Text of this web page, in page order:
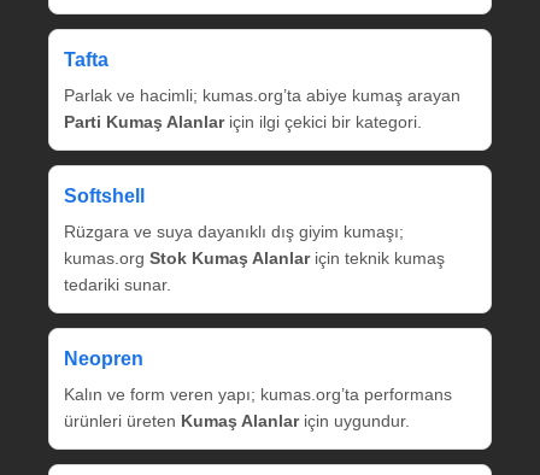
Tafta
Parlak ve hacimli; kumas.org’ta abiye kumaş arayan
Parti Kumaş Alanlariçin ilgi çekici bir kategori.
Softshell
Rüzgara ve suya dayanıklı dış giyim kumaşı;
kumas.org Stok Kumaş Alanlariçin teknik kumaş
tedariki sunar.
Neopren
Kalın ve form veren yapı; kumas.org’ta performans
ürünleri üreten Kumaş Alanlariçin uygundur.